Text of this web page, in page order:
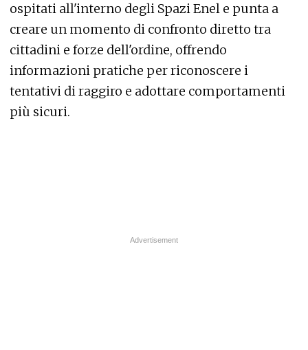
ospitati all'interno degli Spazi Enel e punta a
creare un momento di confronto diretto tra
cittadini e forze dell'ordine, offrendo
informazioni pratiche per riconoscere i
tentativi di raggiro e adottare comportamenti
più sicuri.